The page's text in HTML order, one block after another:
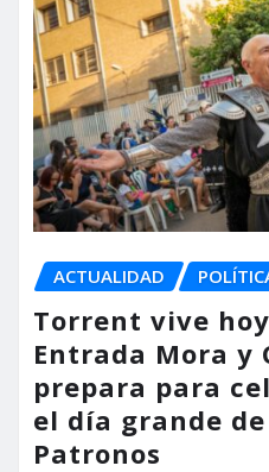
ACTUALIDAD
Torrent vive
Entrada Mora y
prepara para
el día grande
Patronos